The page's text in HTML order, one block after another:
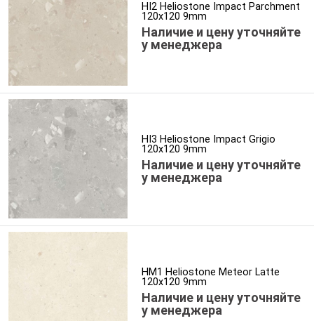
HI2 Heliostone Impact Parchment
120x120 9mm
Наличие и цену уточняйте
у менеджера
HI3 Heliostone Impact Grigio
120x120 9mm
Наличие и цену уточняйте
у менеджера
HM1 Heliostone Meteor Latte
120x120 9mm
Наличие и цену уточняйте
у менеджера